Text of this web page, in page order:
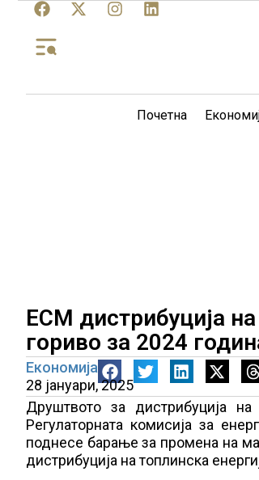
Почетна
ЕСМ дистрибуција
гориво за 2024
Економија
28 јануари, 2025
Друштвото за дистрибуција
Регулаторната комисија за
поднесе барање за промена на
дистрибуција на топлинска